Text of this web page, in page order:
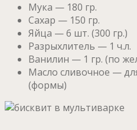
Мука — 180 гр.
Сахар — 150 гр.
Яйца — 6 шт. (300 гр.)
Разрыхлитель — 1 ч.л.
Ванилин — 1 гр. (по
Масло сливочное —
(формы)